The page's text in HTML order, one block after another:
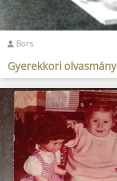
Bors
Gyerekkori olvasmány